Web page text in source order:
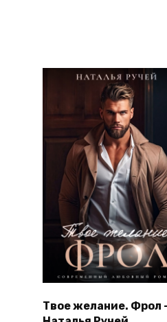
Твое желание. Фрол